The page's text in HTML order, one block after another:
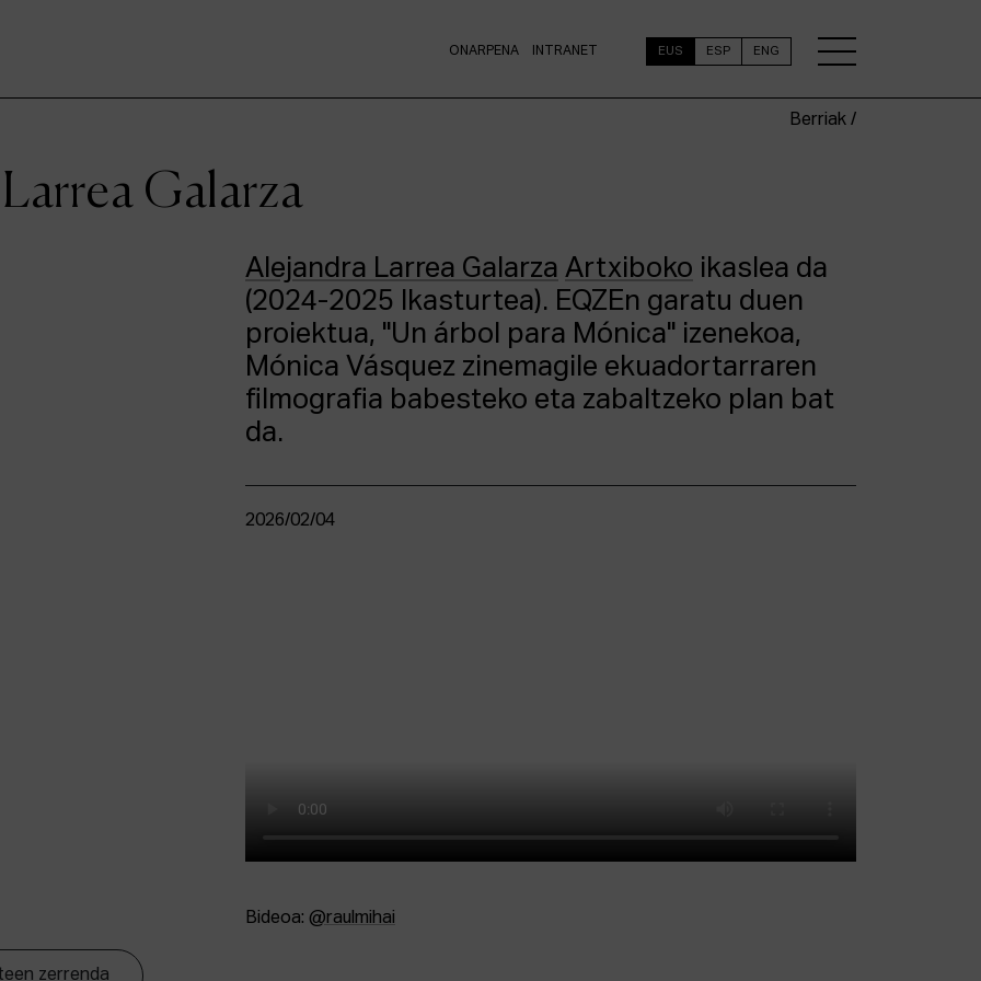
ONARPENA INTRANET EUS ESP ENG
Berriak /
Galarza
Alejandra Larrea Galarza Artxiboko ikaslea da
(2024-2025 Ikasturtea). EQZEn garatu duen
proiektua, "Un árbol para Mónica" izenekoa,
Mónica Vásquez zinemagile ekuadortarraren
filmografia babesteko eta zabaltzeko plan bat
da.
2026/02/04
Bideoa: @raulmihai
zerrenda